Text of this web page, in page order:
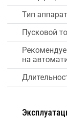
Тип
Пусковой
на